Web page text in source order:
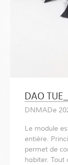
DAO
DNMADe
Le module
entière.
permet de
habiter. Tout